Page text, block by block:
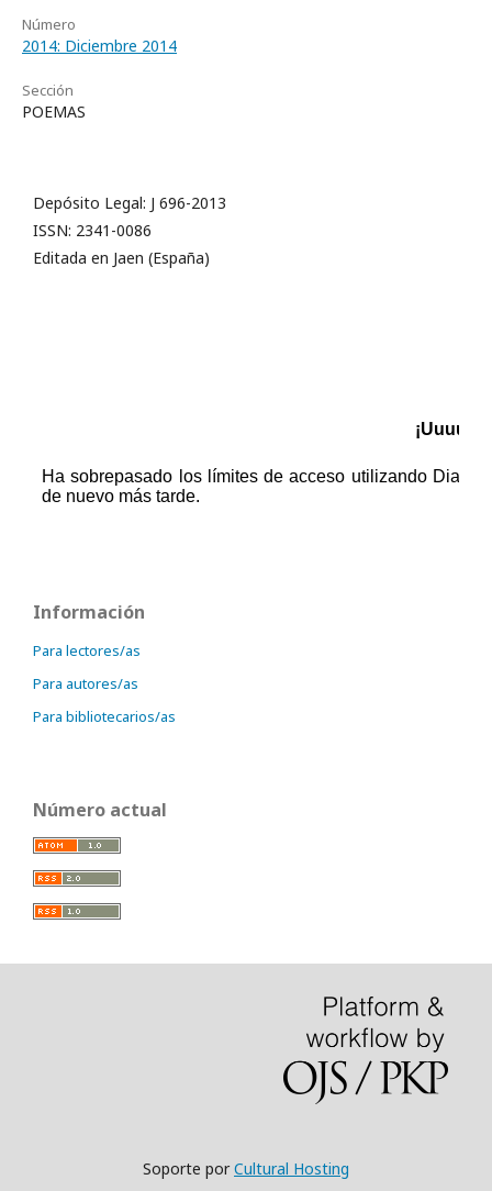
Número
2014: Diciembre 2014
Sección
POEMAS
Depósito Legal: J 696-2013
ISSN: 2341-0086
Editada en Jaen (España)
Información
Para lectores/as
Para autores/as
Para bibliotecarios/as
Número actual
Soporte porCultural Hosting